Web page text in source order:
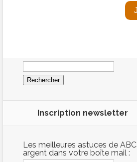
Rechercher :
Inscription newsletter
Les meilleures astuces de ABC
argent dans votre boîte mail :